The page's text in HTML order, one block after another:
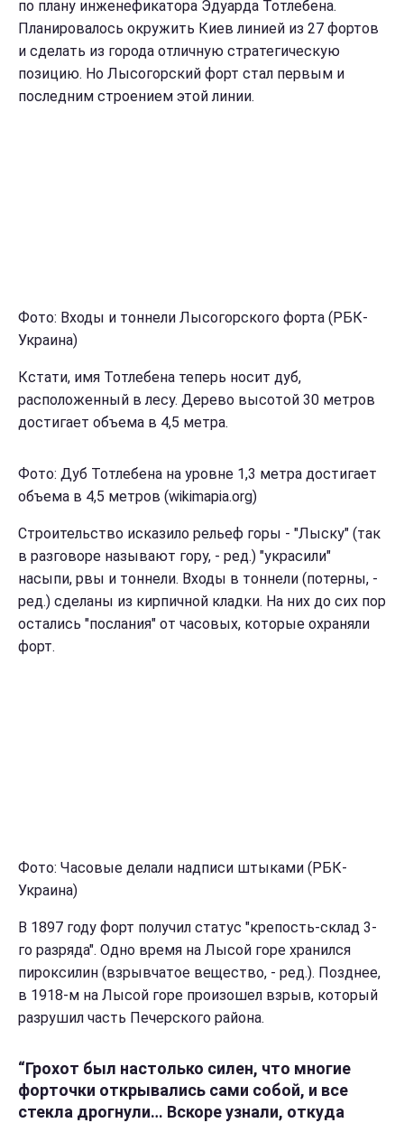
по плану инженефикатора Эдуарда Тотлебена.
Планировалось окружить Киев линией из 27 фортов
и сделать из города отличную стратегическую
позицию. Но Лысогорский форт стал первым и
последним строением этой линии.
Фото: Входы и тоннели Лысогорского форта (РБК-
Украина)
Кстати, имя Тотлебена теперь носит дуб,
расположенный в лесу. Дерево высотой 30 метров
достигает объема в 4,5 метра.
Фото: Дуб Тотлебена на уровне 1,3 метра достигает
объема в 4,5 метров (wikimapia.org)
Строительство исказило рельеф горы - "Лыску" (так
в разговоре называют гору, - ред.) "украсили"
насыпи, рвы и тоннели. Входы в тоннели (потерны, -
ред.) сделаны из кирпичной кладки. На них до сих пор
остались "послания" от часовых, которые охраняли
форт.
Фото: Часовые делали надписи штыками (РБК-
Украина)
В 1897 году форт получил статус "крепость-склад 3-
го разряда". Одно время на Лысой горе хранился
пироксилин (взрывчатое вещество, - ред.). Позднее,
в 1918-м на Лысой горе произошел взрыв, который
разрушил часть Печерского района.
“Грохот был настолько силен, что многие
форточки открывались сами собой, и все
стекла дрогнули… Вскоре узнали, откуда